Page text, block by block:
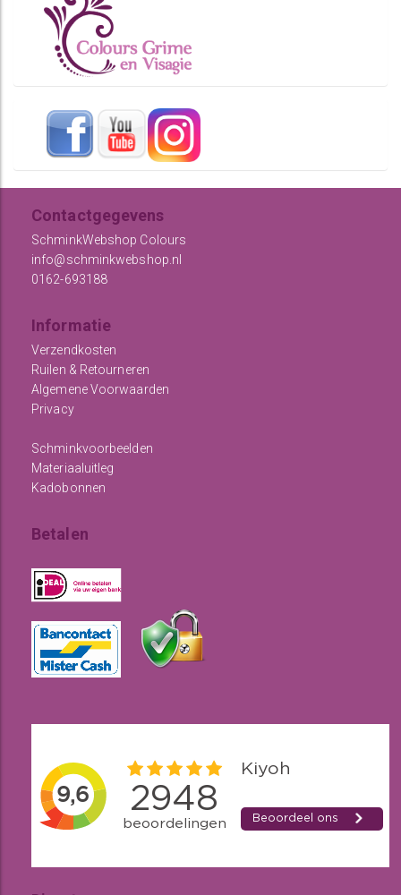
Contactgegevens
SchminkWebshop Colours
info@schminkwebshop.nl
0162-693188
Informatie
Verzendkosten
Ruilen & Retourneren
Algemene Voorwaarden
Privacy
Schminkvoorbeelden
Materiaaluitleg
Kadobonnen
Betalen